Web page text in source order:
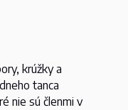
krúžky a
tanca
nie sú členmi v